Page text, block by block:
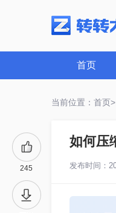
首页
当前位置：首页>
245
如何压
发布时间：